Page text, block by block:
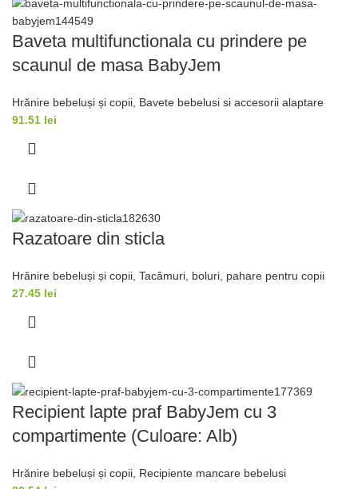
Baveta multifunctionala cu prindere pe
scaunul de masa BabyJem
Hrănire bebeluși și copii Bavete bebelusi si accesorii alaptare
91.51 lei
Razatoare din sticla
Hrănire bebeluși și copii Tacâmuri, boluri, pahare pentru copii
27.45 lei
Recipient lapte praf BabyJem cu 3
compartimente (Culoare: Alb)
Hrănire bebeluși și copii Recipiente mancare bebelusi